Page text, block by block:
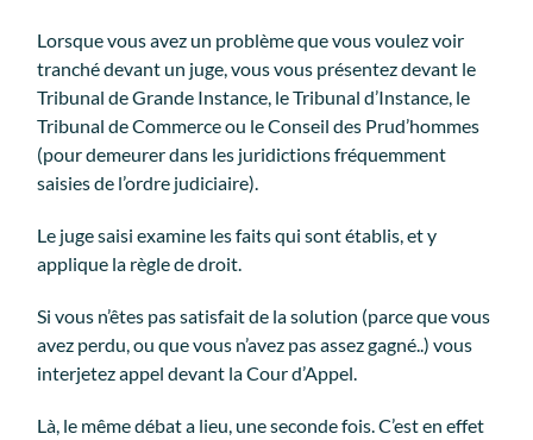
Lorsque vous avez un problème que vous voulez voir
tranché devant un juge, vous vous présentez devant le
Tribunal de Grande Instance, le Tribunal d’Instance, le
Tribunal de Commerce ou le Conseil des Prud’hommes
(pour demeurer dans les juridictions fréquemment
saisies de l’ordre judiciaire).
Le juge saisi examine les faits qui sont établis, et y
applique la règle de droit.
Si vous n’êtes pas satisfait de la solution (parce que vous
avez perdu, ou que vous n’avez pas assez gagné..) vous
interjetez appel devant la Cour d’Appel.
Là, le même débat a lieu, une seconde fois. C’est en effet